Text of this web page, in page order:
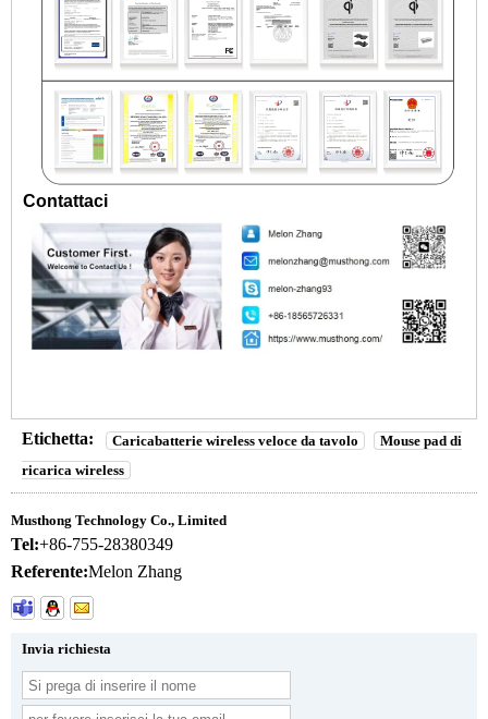
Contattaci
Etichetta: Caricabatterie wireless veloce da tavolo
Mouse pad di
ricarica wireless
Musthong Technology Co., Limited
Tel:+86-755-28380349
Referente:Melon Zhang
Invia richiesta